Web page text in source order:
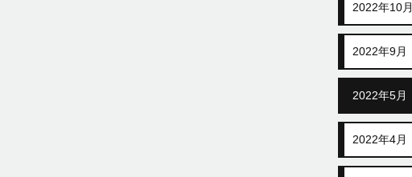
2022年10月
2022年9月
2022年5月
2022年4月